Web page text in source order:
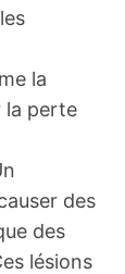
la
la perte
des
des
lésions